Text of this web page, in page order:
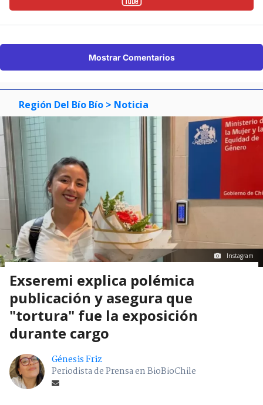
Mostrar Comentarios
Región Del Bío Bío > Noticia
Instagram
Exseremi explica polémica
publicación y asegura que
"tortura" fue la exposición
durante cargo
Génesis Friz
Periodista de Prensa en BioBioChile